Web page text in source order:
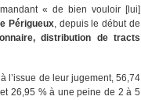
« de bien vouloir [lui]
Périgueux, depuis le début de
distribution de tracts
l’issue de leur jugement, 56,74
26,95 % à une peine de 2 à 5